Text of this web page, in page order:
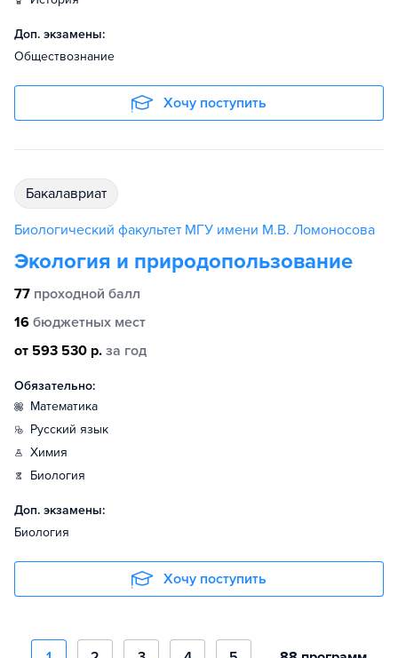
Доп. экзамены:
Обществознание
Хочу поступить
бакалавриат
Биологический факультет МГУ имени М.В. Ломоносова
Экология и природопользование
77 проходной балл
16 бюджетных мест
от 593 530 р. за год
Обязательно:
математика
русский язык
химия
биология
Доп. экзамены:
Биология
Хочу поступить